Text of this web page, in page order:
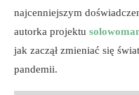
najcenniejszym
autorka projektu
jak zaczął zmieniać się
pandemii.